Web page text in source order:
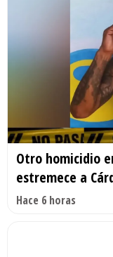
Otro homicidio
estremece a
Hace 6 horas